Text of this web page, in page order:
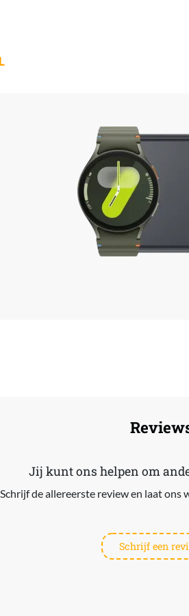
Jij kunt ons helpen om
Schrijf de allereerste review en laat ons
Schrijf een